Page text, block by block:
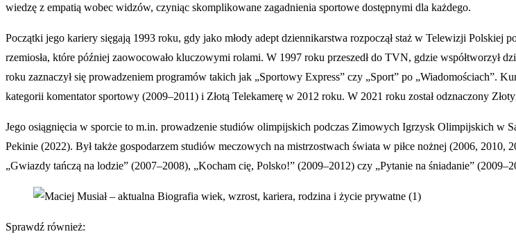
wiedzę z empatią wobec widzów, czyniąc skomplikowane zagadnienia sportowe dostępnymi dla każdego.
Początki jego kariery sięgają 1993 roku, gdy jako młody adept dziennikarstwa rozpoczął staż w Telewizji Polskiej
rzemiosła, które później zaowocowało kluczowymi rolami. W 1997 roku przeszedł do TVN, gdzie współtworzył
roku zaznaczył się prowadzeniem programów takich jak „Sportowy Express” czy „Sport” po „Wiadomościach”.
kategorii komentator sportowy (2009–2011) i Złotą Telekamerę w 2012 roku. W 2021 roku został odznaczony
Jego osiągnięcia w sporcie to m.in. prowadzenie studiów olimpijskich podczas Zimowych Igrzysk Olimpijskich w
Pekinie (2022). Był także gospodarzem studiów meczowych na mistrzostwach świata w piłce nożnej (2006,
„Gwiazdy tańczą na lodzie” (2007–2008), „Kocham cię, Polsko!” (2009–2012) czy „Pytanie na śniadanie”
Sprawdź również: